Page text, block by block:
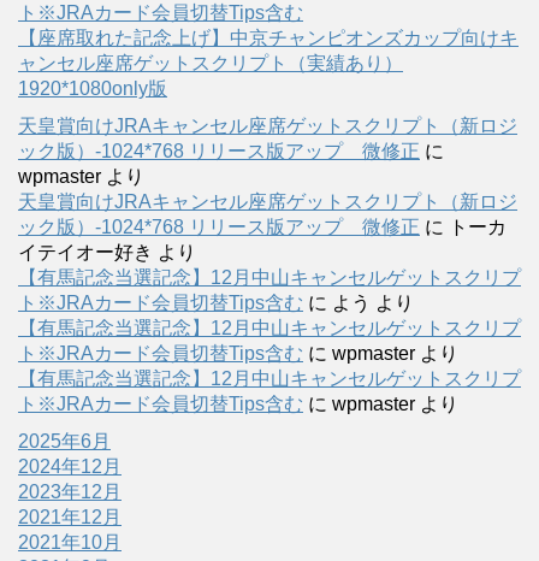
ト※JRAカード会員切替Tips含む
【座席取れた記念上げ】中京チャンピオンズカップ向けキ
ャンセル座席ゲットスクリプト（実績あり）
1920*1080only版
天皇賞向けJRAキャンセル座席ゲットスクリプト（新ロジ
ック版）-1024*768 リリース版アップ 微修正 に
wpmaster より
天皇賞向けJRAキャンセル座席ゲットスクリプト（新ロジ
ック版）-1024*768 リリース版アップ 微修正 に
トーカ
イテイオー好き より
【有馬記念当選記念】12月中山キャンセルゲットスクリプ
ト※JRAカード会員切替Tips含む に よう より
【有馬記念当選記念】12月中山キャンセルゲットスクリプ
ト※JRAカード会員切替Tips含む に wpmaster より
【有馬記念当選記念】12月中山キャンセルゲットスクリプ
ト※JRAカード会員切替Tips含む に wpmaster より
2025年6月
2024年12月
2023年12月
2021年12月
2021年10月